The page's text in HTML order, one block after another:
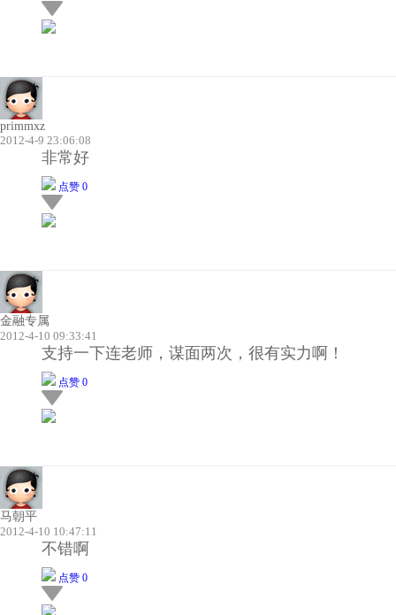
primmxz
2012-4-9 23:06:08
非常好
点赞 0
金融专属
2012-4-10 09:33:41
支持一下连老师，谋面两次，很有实力啊！
点赞 0
马朝平
2012-4-10 10:47:11
不错啊
点赞 0